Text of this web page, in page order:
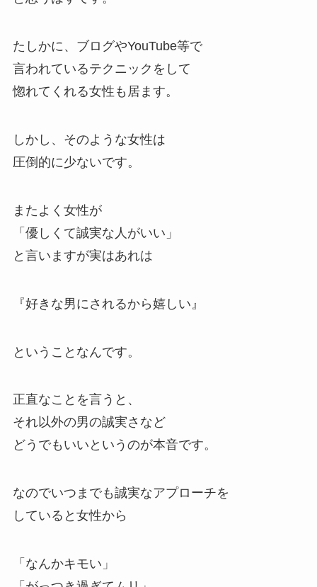
たしかに、ブログやYouTube等で
言われているテクニックをして
惚れてくれる女性も居ます。
しかし、そのような女性は
圧倒的に少ないです。
またよく女性が
「優しくて誠実な人がいい」
と言いますが実はあれは
『好きな男にされるから嬉しい』
ということなんです。
正直なことを言うと、
それ以外の男の誠実さなど
どうでもいいというのが本音です。
なのでいつまでも誠実なアプローチを
していると女性から
「なんかキモい」